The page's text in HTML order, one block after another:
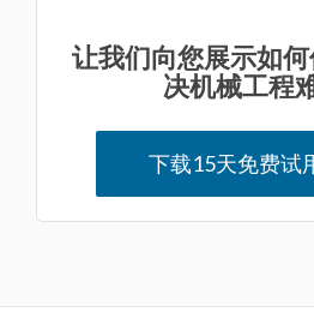
让我们向您展示如
决机械工程
下载15天免费试